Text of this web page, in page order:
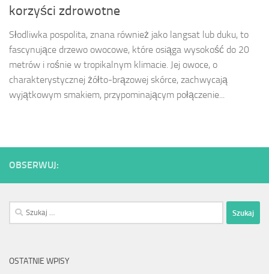
korzyści zdrowotne
Słodliwka pospolita, znana również jako langsat lub duku, to
fascynujące drzewo owocowe, które osiąga wysokość do 20
metrów i rośnie w tropikalnym klimacie. Jej owoce, o
charakterystycznej żółto-brązowej skórce, zachwycają
wyjątkowym smakiem, przypominającym połączenie...
OBSERWUJ:
Szukaj:
OSTATNIE WPISY